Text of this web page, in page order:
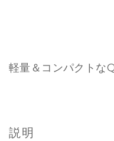
軽量＆コンパクトな
説明